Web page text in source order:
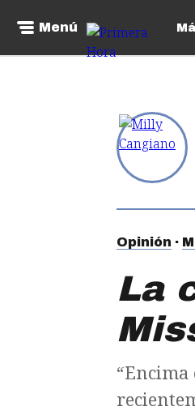
Menú
Opinión
La